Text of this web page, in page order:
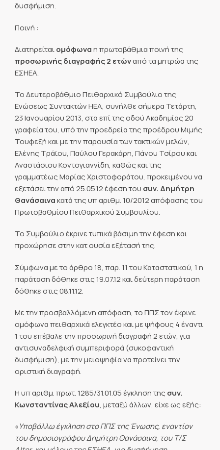
δυσφήμιση.
Ποινή :
Διατηρείταιομόφωναη πρωτοβάθμια ποινή της
προσωρινής διαγραφής 2 ετώναπό τα μητρώα της
ΕΣΗΕΑ.
Το Δευτεροβάθμιο Πειθαρχικό Συμβούλιο της
Ενώσεως Συντακτών ΗΕΑ, συνήλθε σήμερα Τετάρτη,
23 Ιανουαρίου 2013, στα επί της οδού Ακαδημίας 20
γραφεία του, υπό την προεδρεία της προέδρου Μιμής
Τουφεξή και με την παρουσία των τακτικών μελών,
Ελένης Τράϊου, Παύλου Γερακάρη, Πάνου Τσίρου και
Αναστάσιου Κοντογιαννίδη, καθώς και της
γραμματέως Μαρίας Χριστοφοράτου, προκειμένου να
εξετάσει την από 25.05.12 έφεση του συν. Δημήτρη
Θανάσαινακατά της υπ αριθμ. 10/2012 απόφασης του
Πρωτοβαθμίου Πειθαρχικού Συμβουλίου.
Το Συμβούλιο έκρινε τυπικά βάσιμη την έφεση και
προχώρησε στην κατ ουσία εξέτασή της.
Σύμφωνα με το άρθρο 18, παρ. 11 του Καταστατικού, 1 η
παράταση δόθηκε στις 19.07.12 και δεύτερη παράταση
δόθηκε στις 08.11.12.
Με την προσβαλλόμενη απόφαση, το ΠΠΣ τον έκρινε
ομόφωνα πειθαρχικά ελεγκτέο και με ψήφους 4 έναντι
1 του επέβαλε την προσωρινή διαγραφή 2 ετών, για
αντισυναδελφική συμπεριφορά (συκοφαντική
δυσφήμιση), με την μειοψηφία να προτείνει την
οριστική διαγραφή.
Η υπ αριθμ. πρωτ. 1285/31.01.05 έγκληση της συν.
Κωνσταντίνας Αλεξίου, μεταξύ άλλων, είχε ως εξής:
«Υποβάλλω έγκληση στο ΠΠΣ της Ένωσης, εναντίον
του δημοσιογράφου Δημήτρη Θανάσαινα, του Τ/Σ 